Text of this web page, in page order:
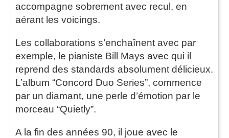
accompagne sobrement avec recul, en
aérant les voicings.
Les collaborations s’enchaînent avec par
exemple, le pianiste Bill Mays avec qui il
reprend des standards absolument délicieux.
L’album “Concord Duo Series”, commence
par un diamant, une perle d’émotion par le
morceau “Quietly”.
A la fin des années 90, il joue avec le